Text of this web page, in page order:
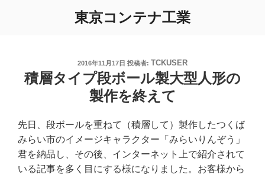
東京コンテナ工業
投
稿
日:
2016年11月17日 投稿者: TCKUSER
積層タイプ段ボール製大型人形の
製作を終えて
先日、段ボールを重ねて（積層して）製作したつくば
みらい市のイメージキャラクター「みらいりんぞう」
君を納品し、その後、インターネット上で紹介されて
いる記事を多く目にする様になりました。お客様から